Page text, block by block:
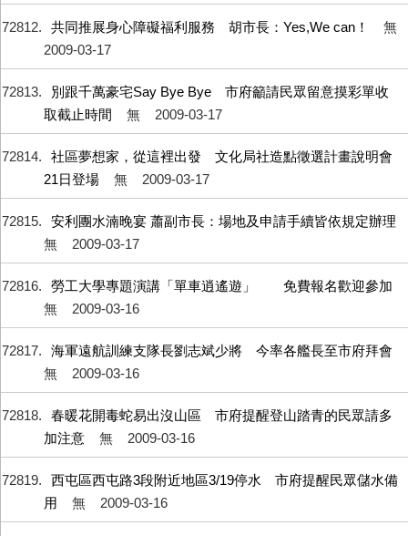
72812 共同推展身心障礙福利服務 胡市長：Yes,We can！
無
2009-03-17
72813
別跟千萬豪宅Say Bye Bye 市府籲請民眾留意摸彩單收
取截止時間
無 2009-03-17
72814
社區夢想家，從這裡出發 文化局社造點徵選計畫說明會
21日登場
無 2009-03-17
72815
安利團水湳晚宴 蕭副市長：場地及申請手續皆依規定辦理
無
2009-03-17
72816
勞工大學專題演講「單車逍遙遊」 免費報名歡迎參加
無
2009-03-16
72817
海軍遠航訓練支隊長劉志斌少將 今率各艦長至市府拜會
無
2009-03-16
72818
春暖花開毒蛇易出沒山區 市府提醒登山踏青的民眾請多
加注意
無 2009-03-16
72819
西屯區西屯路3段附近地區3/19停水 市府提醒民眾儲水備
用
無 2009-03-16